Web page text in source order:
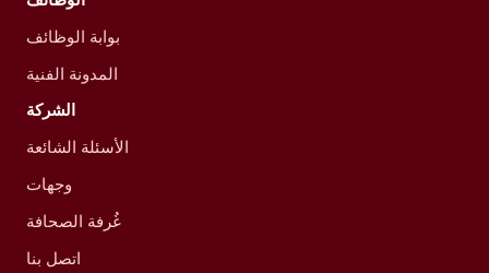
بوابة الوظائف
المدونة الفنية
الشركة
الأسئلة الشائعة
وجهات
غُرفة الصحافة
اتصل بنا